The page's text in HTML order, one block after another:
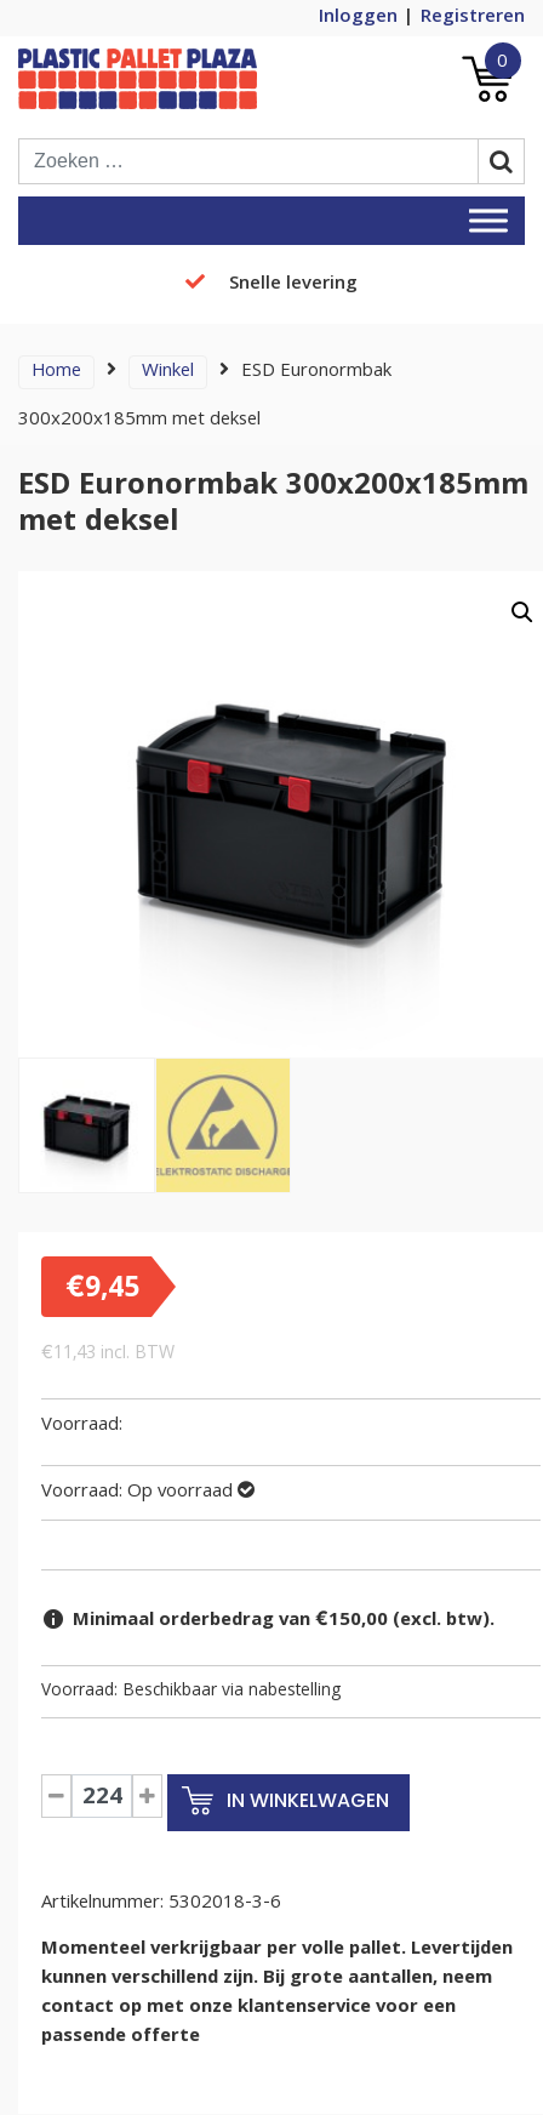
Inloggen
Registreren
Plastic Pallet Plaza
Plastic Pallets Plaza, de nummer 1 in
Europa!
0
Snelle levering
Home Winkel
ESD Euronormbak
300x200x185mm met deksel
ESD Euronormbak 300x200x185mm
met deksel
€9,45
€11,43 incl. BTW
Voorraad:
Op voorraad
Minimaal orderbedrag van €150,00 (excl. btw).
Beschikbaar via nabestelling
ESD
Euronormbak
deksel
aantal
IN WINKELWAGEN
Artikelnummer: 5302018-3-6
Momenteel verkrijgbaar per volle pallet. Levertijden
kunnen verschillend zijn. Bij grote aantallen, neem
contact op met onze klantenservice voor een
passende offerte